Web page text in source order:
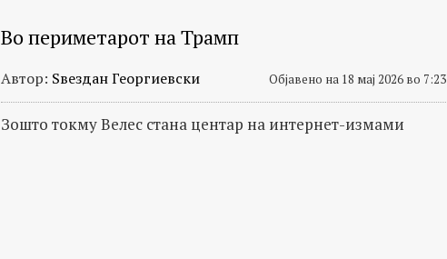
Во периметарот на Трамп
Автор: Ѕвездан Георгиевски Објавено на 18 мај 2026 во 7:23
Зошто токму Велес стана центар на интернет-измами